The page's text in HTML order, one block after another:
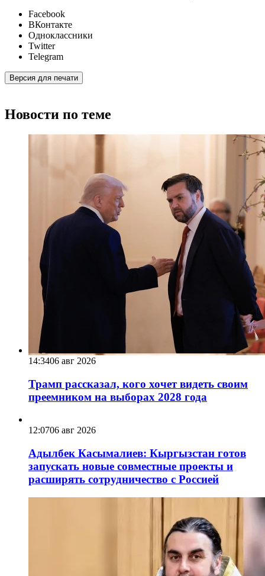
Facebook
ВКонтакте
Одноклассники
Twitter
Telegram
Версия для печати
Новости по теме
14:3406 авг 2026
Трамп рассказал, кого хочет видеть своим
преемником на выборах 2028 года
12:0706 авг 2026
Адылбек Касымалиев: Кыргызстан готов
запускать новые совместные проекты и
расширять сотрудничество с Россией